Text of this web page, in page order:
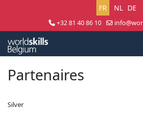
Sélectionnez
FR NL DE
+32 81 40 86 10
Partenaires
Silver